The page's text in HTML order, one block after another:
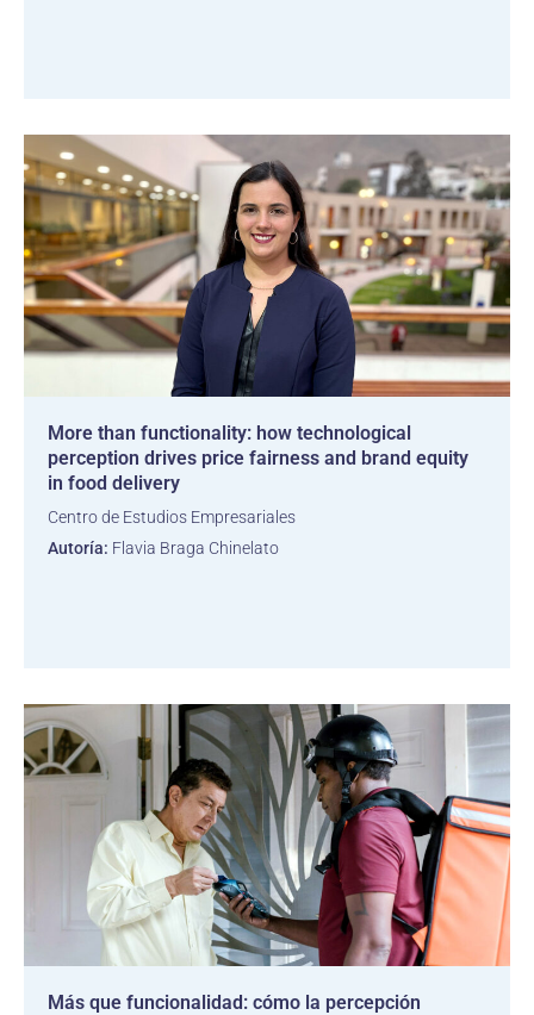
More than functionality: how technological
perception drives price fairness and brand equity
in food delivery
Centro de Estudios Empresariales
Autoría: Flavia Braga Chinelato
Más que funcionalidad: cómo la percepción